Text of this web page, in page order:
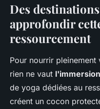
Des
approfondir
ressourcement
Pour nourrir
rien ne vaut
de yoga dédiées au
créent un cocon